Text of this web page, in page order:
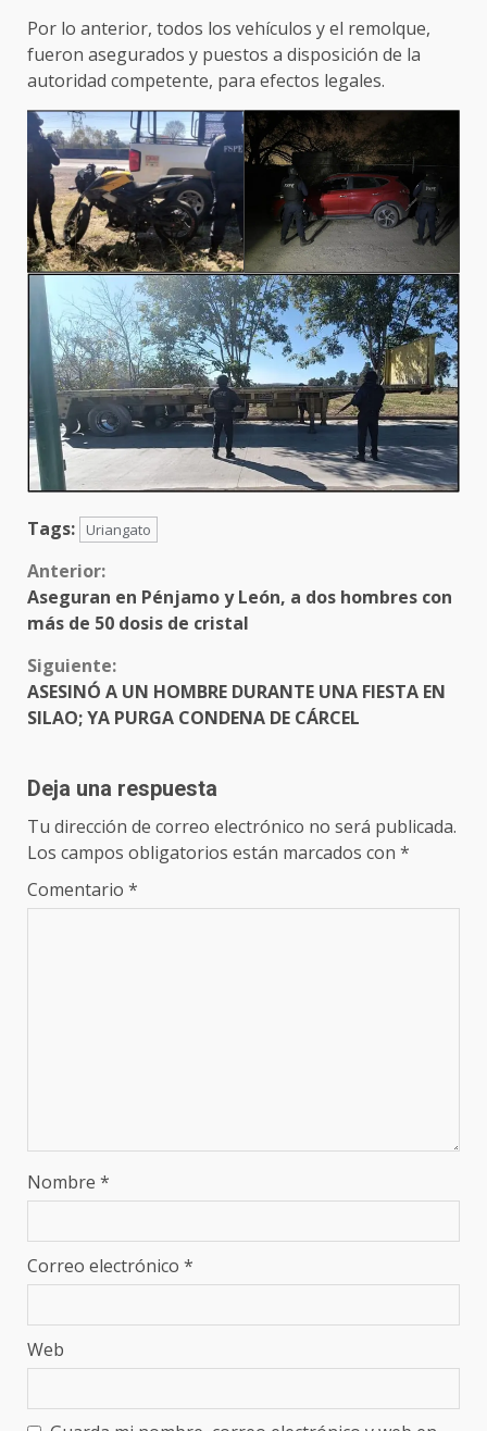
Por lo anterior, todos los vehículos y el remolque,
fueron asegurados y puestos a disposición de la
autoridad competente, para efectos legales.
Tags: Uriangato
Sigue
leyendo
Anterior:
Aseguran en Pénjamo y León, a dos hombres con
más de 50 dosis de cristal
Siguiente:
ASESINÓ A UN HOMBRE DURANTE UNA FIESTA EN
SILAO; YA PURGA CONDENA DE CÁRCEL
Deja una respuesta
Tu dirección de correo electrónico no será publicada.
Los campos obligatorios están marcados con *
Comentario *
Nombre *
Correo electrónico *
Web